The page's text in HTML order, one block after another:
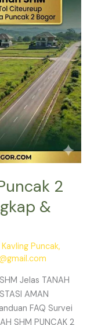
2
&
Kavling Puncak,
Jelas TANAH
AMAN
FAQ Survei
SHM PUNCAK 2